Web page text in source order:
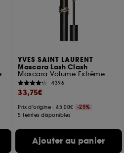
Eau de Parfum Intense Notes de Cardamome, Lavande et Iris
YVES SAINT LAURENT
Mascara Lash Clash
Mascara Volume Extrême
4396
33,75€
Prix d'origine : 45,00€
-25%
5 teintes disponibles
Ajouter au panier
tous les cookies, cliques
Voous pouvez à tout
votrte consentement. Si vous
sur les cookies